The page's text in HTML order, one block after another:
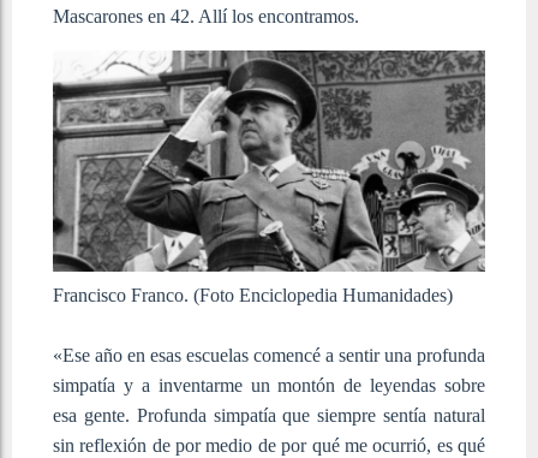
Mascarones en 42. Allí los encontramos.
Francisco Franco. (Foto Enciclopedia Humanidades)
«Ese año en esas escuelas comencé a sentir una profunda
simpatía y a inventarme un montón de leyendas sobre
esa gente. Profunda simpatía que siempre sentía natural
sin reflexión de por medio de por qué me ocurrió, es qué